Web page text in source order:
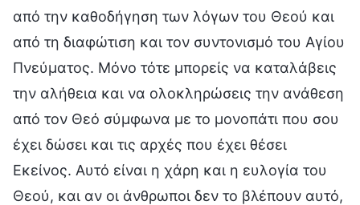
από την καθοδήγηση των λόγων του Θεού και
από τη διαφώτιση και τον συντονισμό του Αγίου
Πνεύματος. Μόνο τότε μπορείς να καταλάβεις
την αλήθεια και να ολοκληρώσεις την ανάθεση
από τον Θεό σύμφωνα με το μονοπάτι που σου
έχει δώσει και τις αρχές που έχει θέσει
Εκείνος. Αυτό είναι η χάρη και η ευλογία του
Θεού, και αν οι άνθρωποι δεν το βλέπουν αυτό,